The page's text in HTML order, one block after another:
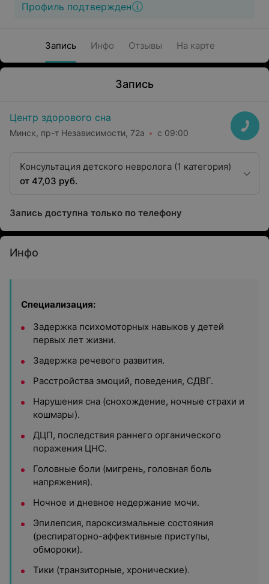
Профиль подтвержден
Запись Инфо Отзывы На карте
Запись
Центр здорового сна
Минск, пр-т Независимости, 72а с 09:00
Консультация детского невролога (1 категория)
от 47,03 руб.
Запись доступна только по телефону
Инфо
Специализация:
Задержка психомоторных навыков у детей
первых лет жизни.
Задержка речевого развития.
Расстройства эмоций, поведения, СДВГ.
Нарушения сна (снохождение, ночные страхи и
кошмары).
ДЦП, последствия раннего органического
поражения ЦНС.
Головные боли (мигрень, головная боль
напряжения).
Ночное и дневное недержание мочи.
Эпилепсия, пароксизмальные состояния
(респираторно-аффективные приступы,
обмороки).
Тики (транзиторные, хронические).